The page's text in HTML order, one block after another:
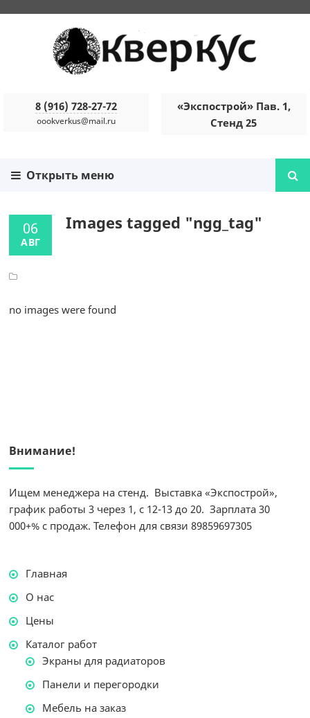
8 (916) 728-27-72
oookverkus@mail.ru
«Экспострой» Пав. 1,
Стенд 25
Открыть меню
06
АВГ
Images tagged "ngg_tag"
no images were found
Внимание!
Ищем менеджера на стенд. Выставка «Экспострой»,
график работы 3 через 1, с 12-13 до 20. Зарплата 30
000+% с продаж. Телефон для связи 89859697305
Главная
О нас
Цены
Каталог работ
Экраны для радиаторов
Панели и перегородки
Мебель на заказ